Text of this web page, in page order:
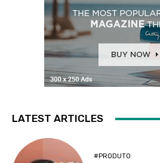
LATEST ARTICLES
#PRODUTO